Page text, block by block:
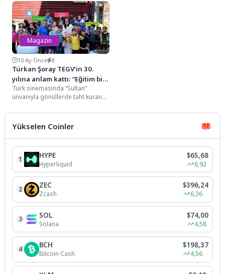
Motofest, dördüncü gününde...
Magazin
10 Ay Önce 8
Türkan Şoray TEGV’in 30.
yılına anlam kattı: “Eğitim bir
toplumun geleceğini
aydınlatan en güçlü ışıktır”
Türk sinemasında “Sultan”
unvanıyla gönüllerde taht kuran
Türkiye Eğitim Gönülleri Vakfı’nın...
Yükselen Coinler
1 HYPE
Hyperliquid
$65,68
6,92
2 ZEC
Zcash
$396,24
6,36
3 SOL
Solana
$74,00
4,58
4 BCH
Bitcoin Cash
$198,37
4,56